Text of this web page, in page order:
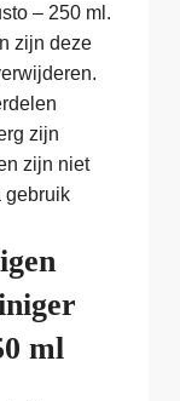
– 250 ml.
zijn deze
zijn
zijn niet
gebruik
ml